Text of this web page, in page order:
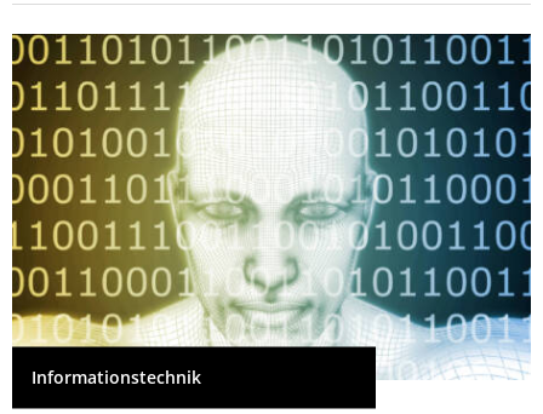
Informationstechnik